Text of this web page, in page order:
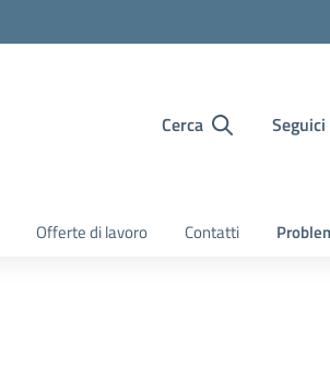
Cerca
Offerte di lavoro Contatti